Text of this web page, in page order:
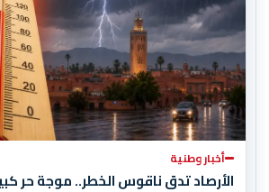
أخبار وطنية
الأرصاد تدق ناقوس الخطر.. موجة حر